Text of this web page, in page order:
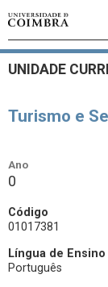
UNIDADE
Turismo e
Ano
0
Código
01017381
Língua de Ensino
Português